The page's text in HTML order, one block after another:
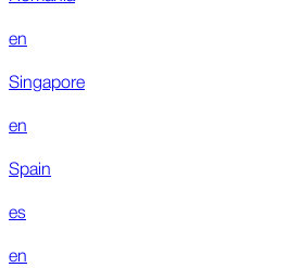
en
Singapore
en
Spain
es
en